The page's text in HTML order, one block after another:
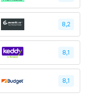
8,2
8,1
8,1